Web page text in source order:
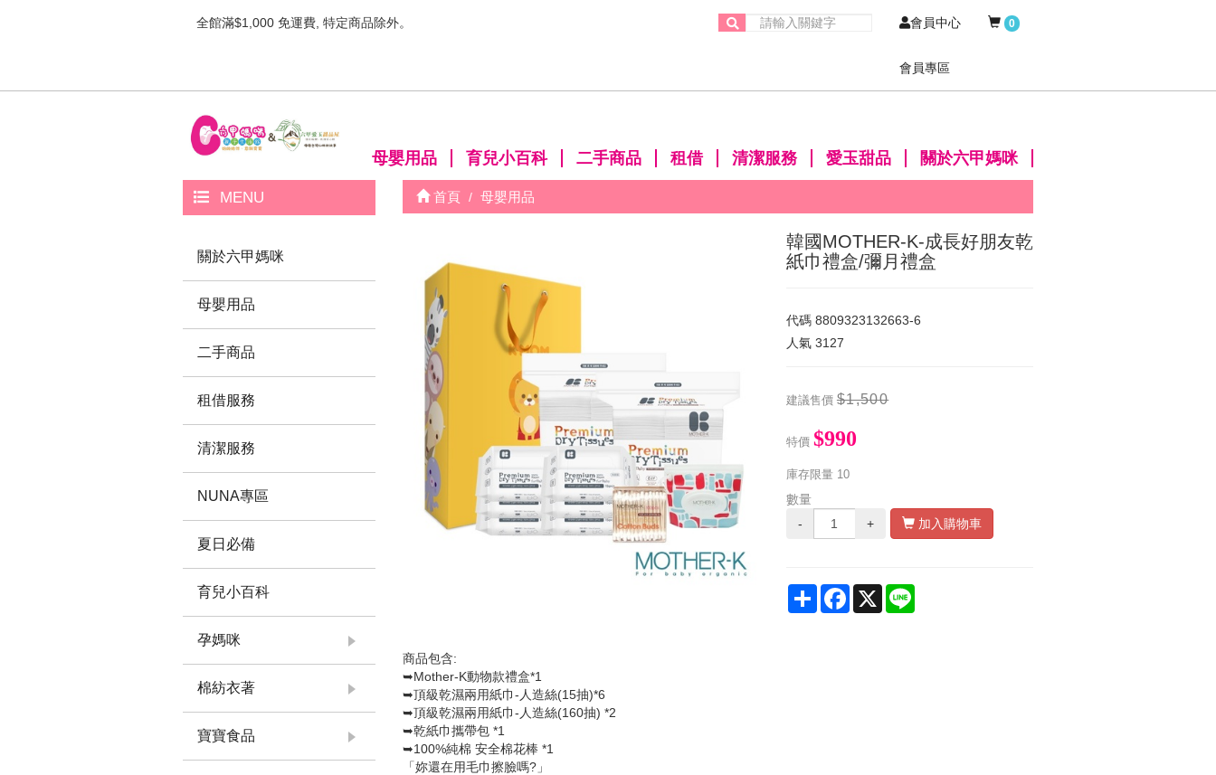
全館滿$1,000 免運費, 特定商品除外。 會員中心
會員專區
0
母嬰用品 育兒小百科 二手商品 租借 清潔服務 愛玉甜品 關於六甲媽咪
MENU
關於六甲媽咪
母嬰用品
二手商品
租借服務
清潔服務
NUNA專區
夏日必備
育兒小百科
孕媽咪
棉紡衣著
寶寶食品
首頁 母嬰用品
韓國MOTHER-K-成長好朋友乾
紙巾禮盒/彌月禮盒
代碼 8809323132663-6
人氣 3127
建議售價 $1,500
特價 $990
庫存限量 10
數量
-
+ 加入購物車
ShareFacebook
X Line
商品包含:
➥Mother-K動物款禮盒*1
➥頂級乾濕兩用紙巾-人造絲(15抽)*6
➥頂級乾濕兩用紙巾-人造絲(160抽) *2
➥乾紙巾攜帶包 *1
➥100%純棉 安全棉花棒 *1
「妳還在用毛巾擦臉嗎?」